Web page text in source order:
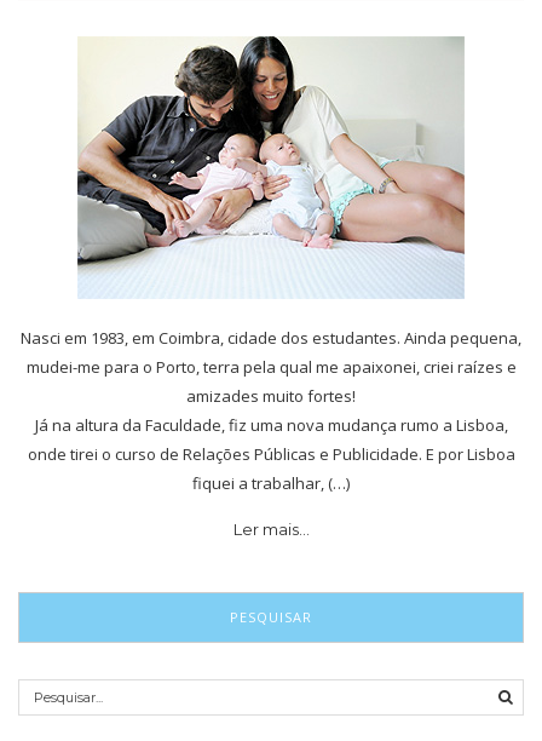
Nasci em 1983, em Coimbra, cidade dos estudantes. Ainda pequena,
mudei-me para o Porto, terra pela qual me apaixonei, criei raízes e
amizades muito fortes!
Já na altura da Faculdade, fiz uma nova mudança rumo a Lisboa,
onde tirei o curso de Relações Públicas e Publicidade. E por Lisboa
fiquei a trabalhar, (…)
Ler mais…
PESQUISAR